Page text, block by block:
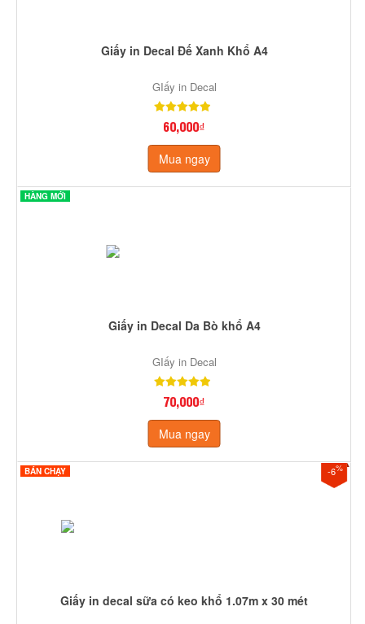
Giấy in Decal Đế Xanh Khổ A4
GIấy in Decal
60,000₫
Mua ngay
HÀNG MỚI
Giấy in Decal Da Bò khổ A4
GIấy in Decal
70,000₫
Mua ngay
-6%
BÁN CHẠY
Giấy in decal sữa có keo khổ 1.07m x 30 mét